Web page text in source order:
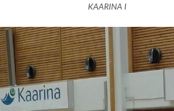
KAARINA I